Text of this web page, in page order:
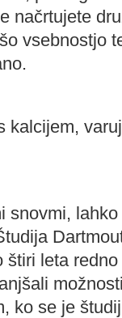
načrtujete
vsebnostjo
kalcijem,
snovmi,
leta
ko se je